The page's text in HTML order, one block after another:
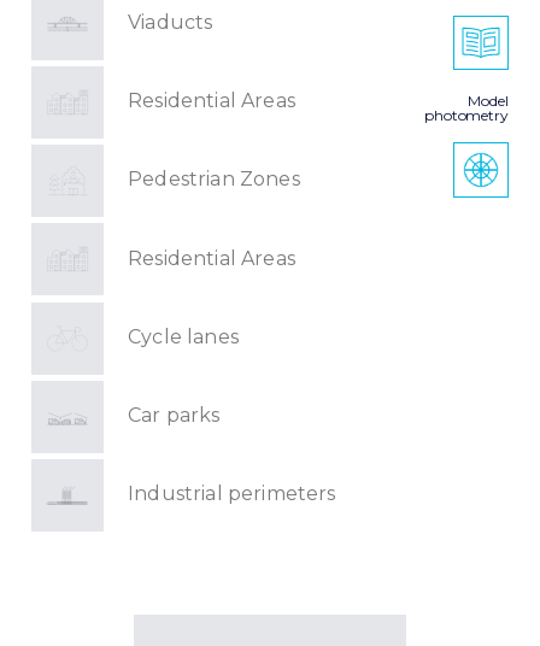
Viaducts
Residential Areas
Pedestrian Zones
Residential Areas
Cycle lanes
Car parks
Industrial perimeters
Model
photometry